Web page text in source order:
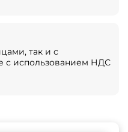
так и с
с использованием НДС